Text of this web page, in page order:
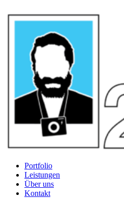
Portfolio
Leistungen
Über uns
Kontakt